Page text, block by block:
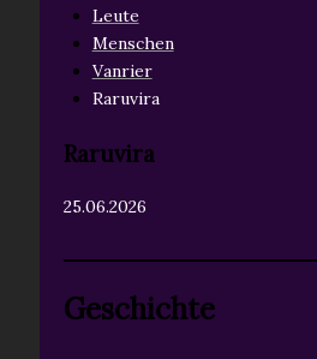
Leute
Menschen
Vanrier
Raruvira
Raruvira
25.06.2026
Geschichte